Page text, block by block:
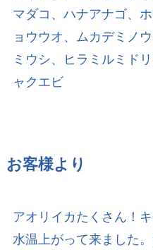
マダコ、ハナアナゴ、
ョウウオ、ムカデミノ
ミウシ、ヒラミルミド
ャクエビ
お客様より
アオリイカたくさん！
水温上がって来ました